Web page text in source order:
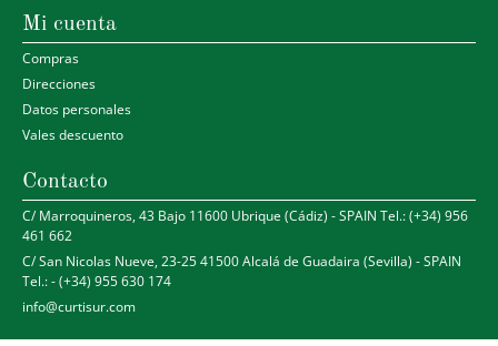
Mi cuenta
Compras
Direcciones
Datos personales
Vales descuento
Contacto
C/ Marroquineros, 43 Bajo 11600 Ubrique (Cádiz) - SPAIN Tel.: (+34) 956
461 662
C/ San Nicolas Nueve, 23-25 41500 Alcalá de Guadaira (Sevilla) - SPAIN
Tel.: - (+34) 955 630 174
info@curtisur.com